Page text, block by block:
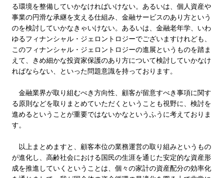
る環境を整備していかなければいけない。あるいは、個人資産や
事業の円滑な承継を支える仕組み、金融サービスのあり方という
のを検討していかなきゃいけない。あるいは、金融老年学、いわ
ゆるフィナンシャル・ジェロントロジーでございますけれども、
このフィナンシャル・ジェロントロジーの進展というものを踏ま
えて、きめ細かな投資家保護のあり方について検討していかなけ
ればならない、といった問題意識を持っております。
金融業界が取り組むべき方向性、顧客が留意すべき事項に関す
る原則などを取りまとめていただくということも視野に、検討を
進めるということが重要ではないかなというふうに考えておりま
す。
以上まとめますと、顧客本位の業務運営の取り組みというもの
が進化し、高齢社会における国民の生涯を通じた安定的な資産形
成を推進していくということは、個々の家計の資産配分の効率化